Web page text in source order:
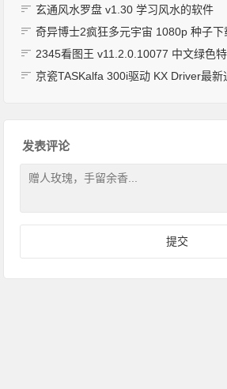
玄通风水罗盘 v1.30 学习风水的软件
奇异博士2疯狂多元宇宙 1080p 种子下
2345看图王 v11.2.0.10077 中文绿色特别版,看图软件最牛逼的没有之一
京瓷TASKalfa 300i驱动 KX Driver最新通用驱动 京
发表评论